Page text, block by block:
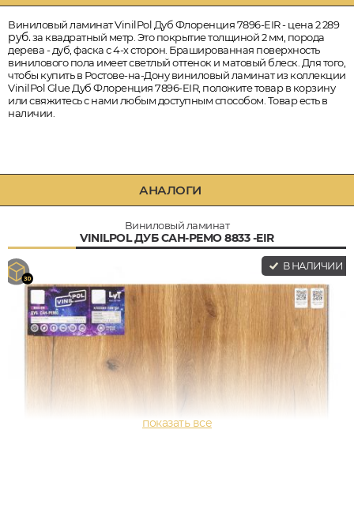
Виниловый ламинат VinilPol Дуб Флоренция 7896-EIR - цена 2 289
руб.за квадратный метр. Это покрытие толщиной 2 мм, порода
дерева - дуб, фаска с 4-х сторон. Брашированная поверхность
винилового пола имеет светлый оттенок и матовый блеск. Для того,
чтобы купить в Ростове-на-Дону виниловый ламинат из коллекции
VinilPol Glue Дуб Флоренция 7896-EIR, положите товар в корзину
или свяжитесь с нами любым доступным способом. Товар есть в
наличии.
АНАЛОГИ
Виниловый ламинат
VINILPOL ДУБ САН-РЕМО 8833 -EIR
В НАЛИЧИИ